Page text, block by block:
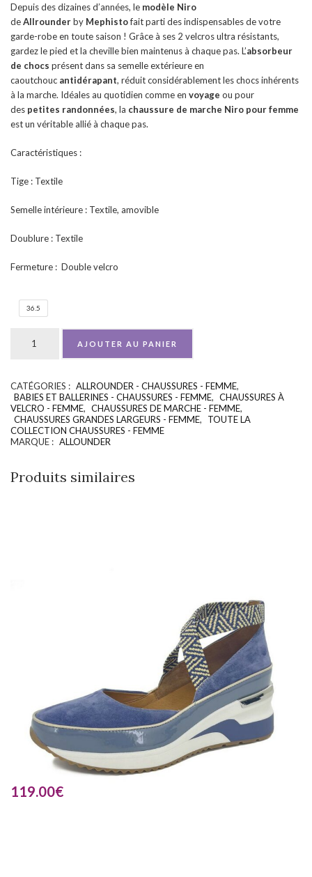
Depuis des dizaines d’années, le modèle Niro
deAllrounderby Mephistofait parti des indispensables de votre
garde-robe en toute saison ! Grâce à ses 2 velcros ultra résistants,
gardez le pied et la cheville bien maintenus à chaque pas. L’absorbeur
de chocs présent dans sa semelle extérieure en
caoutchouc antidérapant, réduit considérablement les chocs inhérents
à la marche. Idéales au quotidien comme en voyage ou pour
des petites randonnées, la chaussure de marche Niro pour femme
est un véritable allié à chaque pas.
Caractéristiques :
Tige : Textile
Semelle intérieure : Textile, amovible
Doublure : Textile
Fermeture : Double velcro
36.5
AJOUTER AU PANIER
CATÉGORIES : ALLROUNDER - CHAUSSURES - FEMME,
BABIES ET BALLERINES - CHAUSSURES - FEMME, CHAUSSURES À
VELCRO - FEMME, CHAUSSURES DE MARCHE - FEMME,
CHAUSSURES GRANDES LARGEURS - FEMME,
TOUTE LA
COLLECTION CHAUSSURES - FEMME
MARQUE : ALLOUNDER
Produits similaires
119.00€